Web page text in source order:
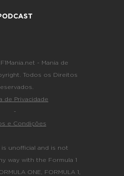
- Mania de
Todos os Direitos
de Privacidade
-
e Condições
is unofficial and is not
way with the Formula 1
ONE, FORMULA 1,